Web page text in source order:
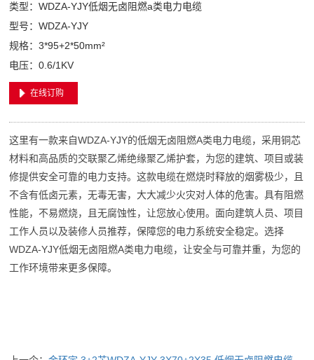
类型：WDZA-YJY低烟无卤阻燃a类电力电缆
型号：WDZA-YJY
规格：3*95+2*50mm²
电压：0.6/1KV
在线订购
这里有一款来自WDZA-YJY的低烟无卤阻燃A类电力电缆，采用铜芯
材料和高品质的交联聚乙烯绝缘聚乙烯护套，为您的建筑、项目或装
修提供安全可靠的电力支持。这款电缆在燃烧时释放的烟雾极少，且
不含有低卤元素，无毒无害，大大减少火灾对人体的危害。具有阻燃
性能，不易燃烧，且无腐蚀性，让您放心使用。面向建筑人员、项目
工作人员以及装修人员推荐，保障您的电力系统安全稳定。选择
WDZA-YJY低烟无卤阻燃A类电力电缆，让安全与可靠并重，为您的
工作环境带来更多保障。